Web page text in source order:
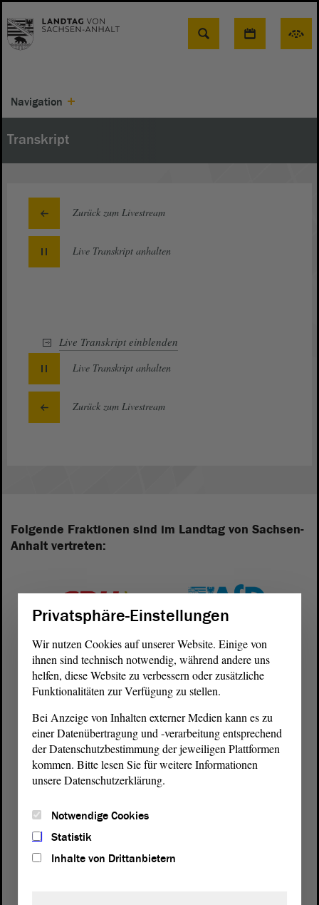
Suche
Navigation
Transkript
Zurück zum Livestream
Live Transkript anhalten
Live Transkript einblenden
Live Transkript anhalten
Zurück zum Livestream
Folgende Fraktionen sind im Landtag von Sachsen-
Anhalt vertreten:
Landtagvon Sachsen-Anhalt
Domplatz 6–9
39104 Magdeburg
Privatsphäre-Einstellungen
Wir nutzen Cookies auf unserer Website. Einige von
ihnen sind technisch notwendig, während andere uns
helfen, diese Website zu verbessern oder zusätzliche
Funktionalitäten zur Verfügung zu stellen.
Bei Anzeige von Inhalten externer Medien kann es zu
einer Datenübertragung und -verarbeitung entsprechend
der Datenschutzbestimmung der jeweiligen Plattformen
kommen. Bitte lesen Sie für weitere Informationen
unsere Datenschutzerklärung.
Notwendige Cookies
Statistik
Inhalte von Drittanbietern